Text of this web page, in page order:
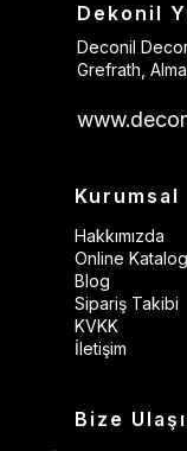
Dekonil
Deconil
Grefrath,
Kurumsal
Hakkımızda
Online
Blog
Sipariş Takibi
KVKK
İletişim
Bize